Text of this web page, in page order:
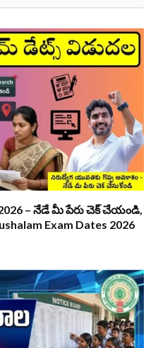
– నేడే మీ పేరు చెక్ చేయండి,
Exam Dates 2026